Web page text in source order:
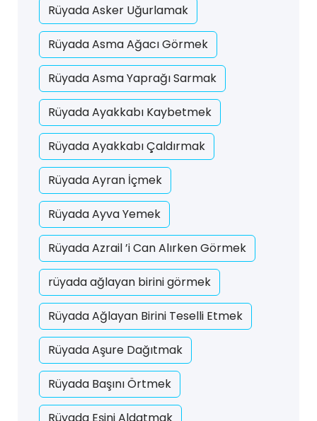
Rüyada Asker Uğurlamak
Rüyada Asma Ağacı Görmek
Rüyada Asma Yaprağı Sarmak
Rüyada Ayakkabı Kaybetmek
Rüyada Ayakkabı Çaldırmak
Rüyada Ayran İçmek
Rüyada Ayva Yemek
Rüyada Azrail ’i Can Alırken Görmek
rüyada ağlayan birini görmek
Rüyada Ağlayan Birini Teselli Etmek
Rüyada Aşure Dağıtmak
Rüyada Başını Örtmek